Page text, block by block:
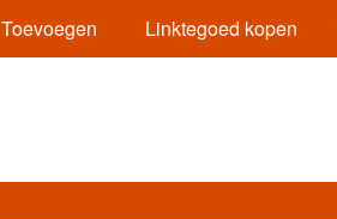
Toevoegen Linktegoed kopen